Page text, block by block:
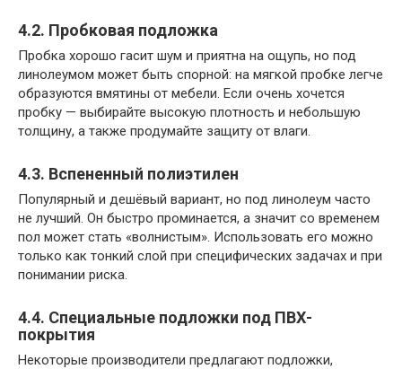
4.2. Пробковая подложка
Пробка хорошо гасит шум и приятна на ощупь, но под
линолеумом может быть спорной: на мягкой пробке легче
образуются вмятины от мебели. Если очень хочется
пробку — выбирайте высокую плотность и небольшую
толщину, а также продумайте защиту от влаги.
4.3. Вспененный полиэтилен
Популярный и дешёвый вариант, но под линолеум часто
не лучший. Он быстро проминается, а значит со временем
пол может стать «волнистым». Использовать его можно
только как тонкий слой при специфических задачах и при
понимании риска.
4.4. Специальные подложки под ПВХ-
покрытия
Некоторые производители предлагают подложки,